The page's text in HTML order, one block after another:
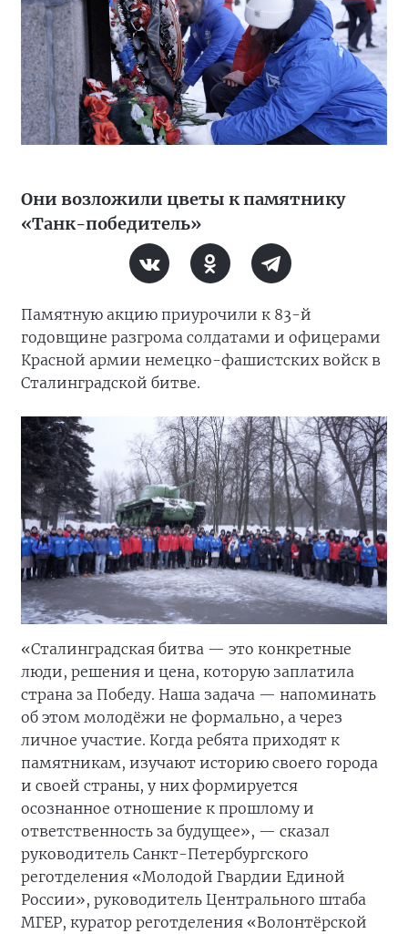
Они возложили цветы к памятнику
«Танк-победитель»
Памятную акцию приурочили к 83-й
годовщине разгрома солдатами и офицерами
Красной армии немецко-фашистских войск в
Сталинградской битве.
«Сталинградская битва — это конкретные
люди, решения и цена, которую заплатила
страна за Победу. Наша задача — напоминать
об этом молодёжи не формально, а через
личное участие. Когда ребята приходят к
памятникам, изучают историю своего города
и своей страны, у них формируется
осознанное отношение к прошлому и
ответственность за будущее», — сказал
руководитель Санкт-Петербургского
реготделения «Молодой Гвардии Единой
России», руководитель Центрального штаба
МГЕР, куратор реготделения «Волонтёрской